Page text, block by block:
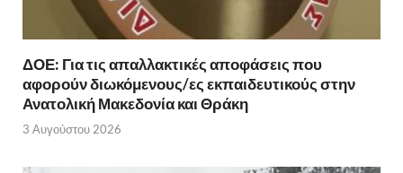
ΔΟΕ: Για τις απαλλακτικές αποφάσεις που
αφορούν διωκόμενους/ες εκπαιδευτικούς στην
Ανατολική Μακεδονία και Θράκη
3 Αυγούστου 2026